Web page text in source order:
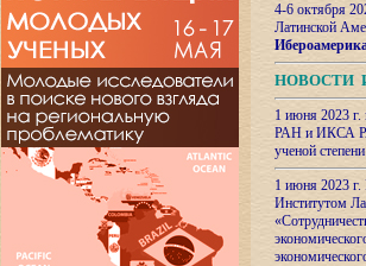
4-6 октября
Латинской
НОВОСТИ
1 июня 2023
РАН и ИКСА
ученой
1 июня 2023
Институтом